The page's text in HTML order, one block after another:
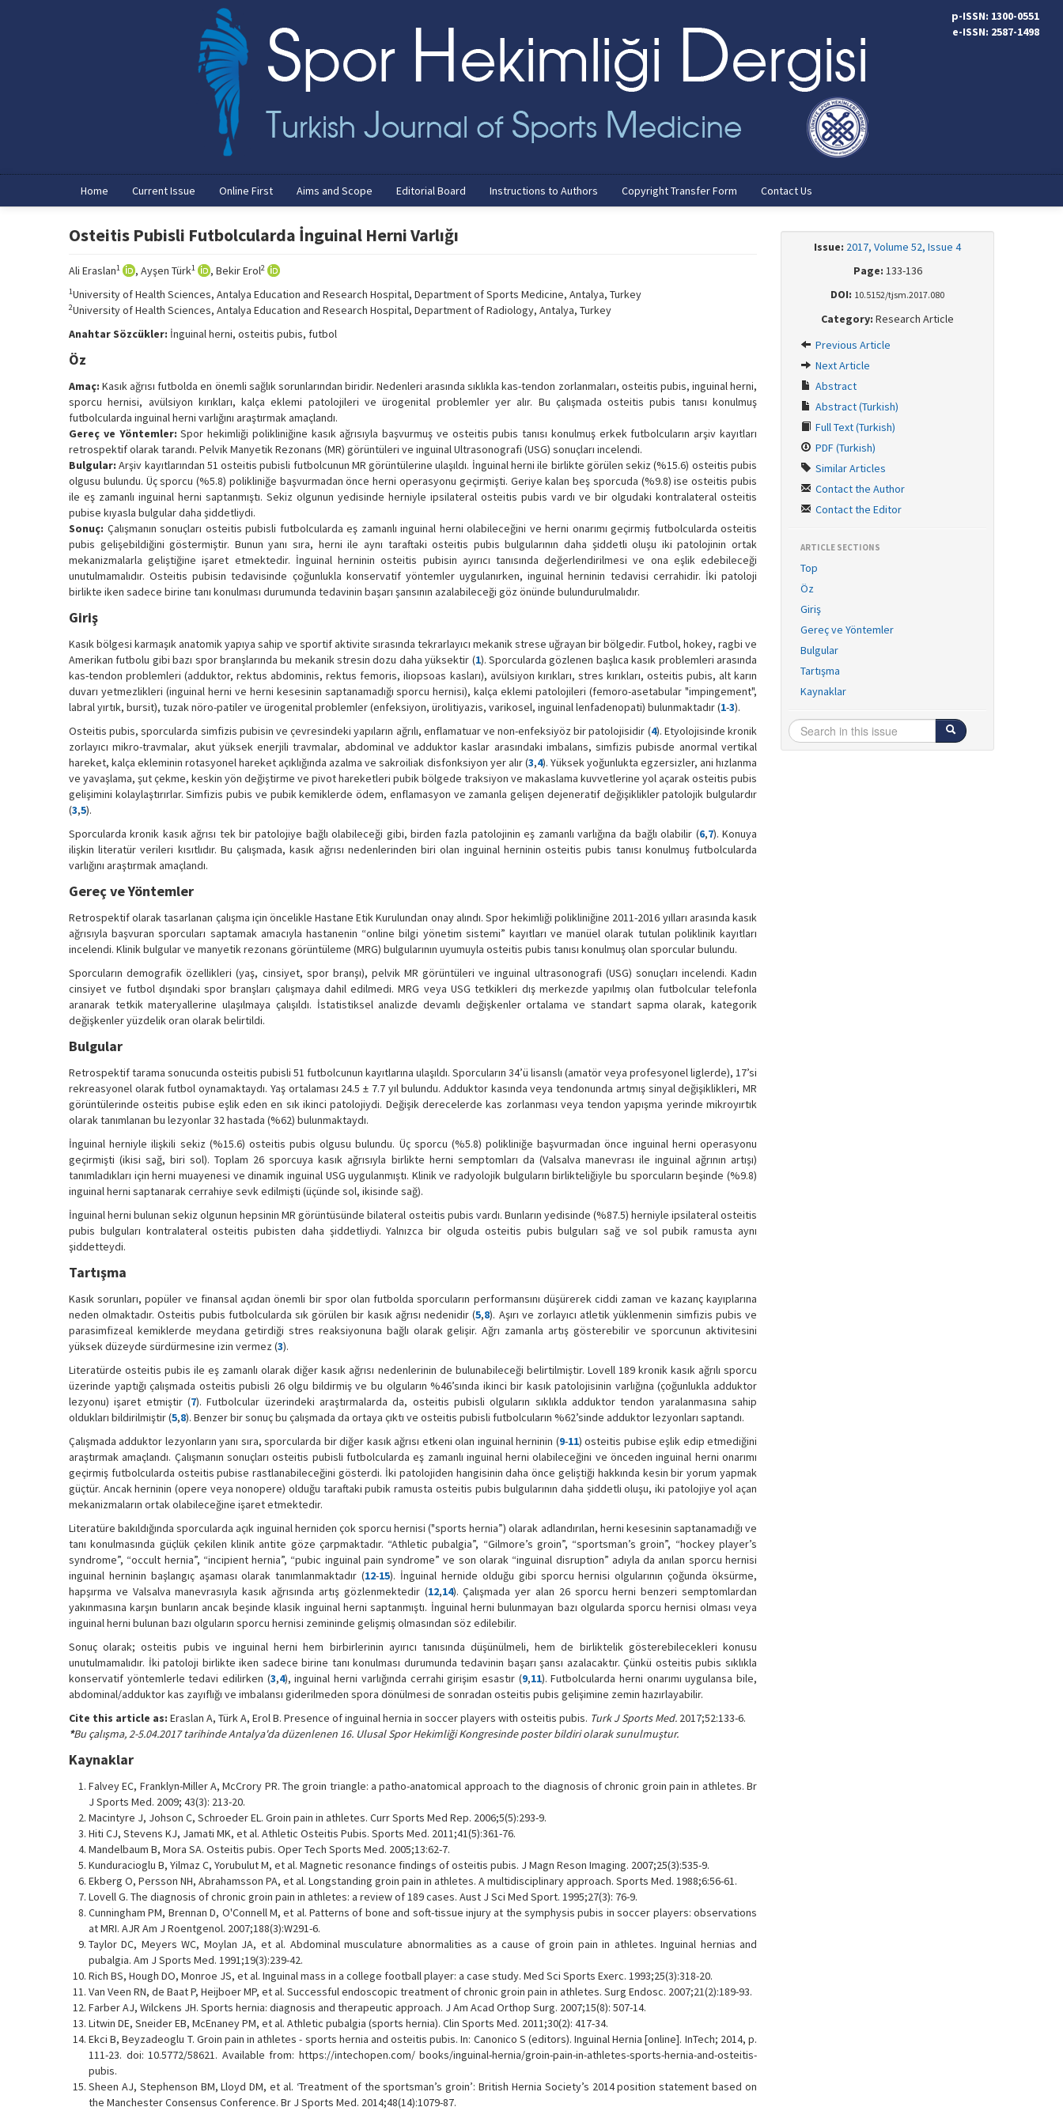
p-ISSN: 1300-0551
e-ISSN: 2587-1498
Home Current Issue Online First Aims and Scope Editorial Board Instructions to Authors Copyright Transfer Form Contact Us
Osteitis Pubisli Futbolcularda İnguinal Herni Varlığı
Ali Eraslan1 , Ayşen Türk1 , Bekir Erol2
1University of Health Sciences, Antalya Education and Research Hospital, Department of Sports Medicine, Antalya, Turkey
2University of Health Sciences, Antalya Education and Research Hospital, Department of Radiology, Antalya, Turkey
Anahtar Sözcükler: İnguinal herni, osteitis pubis, futbol
Öz
Amaç: Kasık ağrısı futbolda en önemli sağlık sorunlarından biridir. Nedenleri arasında sıklıkla kas-tendon zorlanmaları, osteitis pubis, inguinal herni,
sporcu hernisi, avülsiyon kırıkları, kalça eklemi patolojileri ve ürogenital problemler yer alır. Bu çalışmada osteitis pubis tanısı konulmuş
futbolcularda inguinal herni varlığını araştırmak amaçlandı.
Gereç ve Yöntemler: Spor hekimliği polikliniğine kasık ağrısıyla başvurmuş ve osteitis pubis tanısı konulmuş erkek futbolcuların arşiv kayıtları
retrospektif olarak tarandı. Pelvik Manyetik Rezonans (MR) görüntüleri ve inguinal Ultrasonografi (USG) sonuçları incelendi.
Bulgular: Arşiv kayıtlarından 51 osteitis pubisli futbolcunun MR görüntülerine ulaşıldı. İnguinal herni ile birlikte görülen sekiz (%15.6) osteitis pubis
olgusu bulundu. Üç sporcu (%5.8) polikliniğe başvurmadan önce herni operasyonu geçirmişti. Geriye kalan beş sporcuda (%9.8) ise osteitis pubis
ile eş zamanlı inguinal herni saptanmıştı. Sekiz olgunun yedisinde herniyle ipsilateral osteitis pubis vardı ve bir olgudaki kontralateral osteitis
pubise kıyasla bulgular daha şiddetliydi.
Sonuç: Çalışmanın sonuçları osteitis pubisli futbolcularda eş zamanlı inguinal herni olabileceğini ve herni onarımı geçirmiş futbolcularda osteitis
pubis gelişebildiğini göstermiştir. Bunun yanı sıra, herni ile aynı taraftaki osteitis pubis bulgularının daha şiddetli oluşu iki patolojinin ortak
mekanizmalarla geliştiğine işaret etmektedir. İnguinal herninin osteitis pubisin ayırıcı tanısında değerlendirilmesi ve ona eşlik edebileceği
unutulmamalıdır. Osteitis pubisin tedavisinde çoğunlukla konservatif yöntemler uygulanırken, inguinal herninin tedavisi cerrahidir. İki patoloji
birlikte iken sadece birine tanı konulması durumunda tedavinin başarı şansının azalabileceği göz önünde bulundurulmalıdır.
Giriş
Kasık bölgesi karmaşık anatomik yapıya sahip ve sportif aktivite sırasında tekrarlayıcı mekanik strese uğrayan bir bölgedir. Futbol, hokey, ragbi ve
Amerikan futbolu gibi bazı spor branşlarında bu mekanik stresin dozu daha yüksektir (1). Sporcularda gözlenen başlıca kasık problemleri arasında
kas-tendon problemleri (adduktor, rektus abdominis, rektus femoris, iliopsoas kasları), avülsiyon kırıkları, stres kırıkları, osteitis pubis, alt karın
duvarı yetmezlikleri (inguinal herni ve herni kesesinin saptanamadığı sporcu hernisi), kalça eklemi patolojileri (femoro-asetabular "impingement",
labral yırtık, bursit), tuzak nöro-patiler ve ürogenital problemler (enfeksiyon, ürolitiyazis, varikosel, inguinal lenfadenopati) bulunmaktadır (1-3).
Osteitis pubis, sporcularda simfizis pubisin ve çevresindeki yapıların ağrılı, enflamatuar ve non-enfeksiyöz bir patolojisidir (4). Etyolojisinde kronik
zorlayıcı mikro-travmalar, akut yüksek enerjili travmalar, abdominal ve adduktor kaslar arasındaki imbalans, simfizis pubisde anormal vertikal
hareket, kalça ekleminin rotasyonel hareket açıklığında azalma ve sakroiliak disfonksiyon yer alır (3,4). Yüksek yoğunlukta egzersizler, ani hızlanma
ve yavaşlama, şut çekme, keskin yön değiştirme ve pivot hareketleri pubik bölgede traksiyon ve makaslama kuvvetlerine yol açarak osteitis pubis
gelişimini kolaylaştırırlar. Simfizis pubis ve pubik kemiklerde ödem, enflamasyon ve zamanla gelişen dejeneratif değişiklikler patolojik bulgulardır
(3,5).
Sporcularda kronik kasık ağrısı tek bir patolojiye bağlı olabileceği gibi, birden fazla patolojinin eş zamanlı varlığına da bağlı olabilir (6,7). Konuya
ilişkin literatür verileri kısıtlıdır. Bu çalışmada, kasık ağrısı nedenlerinden biri olan inguinal herninin osteitis pubis tanısı konulmuş futbolcularda
varlığını araştırmak amaçlandı.
Gereç ve Yöntemler
Retrospektif olarak tasarlanan çalışma için öncelikle Hastane Etik Kurulundan onay alındı. Spor hekimliği polikliniğine 2011-2016 yılları arasında kasık
ağrısıyla başvuran sporcuları saptamak amacıyla hastanenin “online bilgi yönetim sistemi” kayıtları ve manüel olarak tutulan poliklinik kayıtları
incelendi. Klinik bulgular ve manyetik rezonans görüntüleme (MRG) bulgularının uyumuyla osteitis pubis tanısı konulmuş olan sporcular bulundu.
Sporcuların demografik özellikleri (yaş, cinsiyet, spor branşı), pelvik MR görüntüleri ve inguinal ultrasonografi (USG) sonuçları incelendi. Kadın
cinsiyet ve futbol dışındaki spor branşları çalışmaya dahil edilmedi. MRG veya USG tetkikleri dış merkezde yapılmış olan futbolcular telefonla
aranarak tetkik materyallerine ulaşılmaya çalışıldı. İstatistiksel analizde devamlı değişkenler ortalama ve standart sapma olarak, kategorik
değişkenler yüzdelik oran olarak belirtildi.
Bulgular
Retrospektif tarama sonucunda osteitis pubisli 51 futbolcunun kayıtlarına ulaşıldı. Sporcuların 34’ü lisanslı (amatör veya profesyonel liglerde), 17’si
rekreasyonel olarak futbol oynamaktaydı. Yaş ortalaması 24.5 ± 7.7 yıl bulundu. Adduktor kasında veya tendonunda artmış sinyal değişiklikleri, MR
görüntülerinde osteitis pubise eşlik eden en sık ikinci patolojiydi. Değişik derecelerde kas zorlanması veya tendon yapışma yerinde mikroyırtık
olarak tanımlanan bu lezyonlar 32 hastada (%62) bulunmaktaydı.
İnguinal herniyle ilişkili sekiz (%15.6) osteitis pubis olgusu bulundu. Üç sporcu (%5.8) polikliniğe başvurmadan önce inguinal herni operasyonu
geçirmişti (ikisi sağ, biri sol). Toplam 26 sporcuya kasık ağrısıyla birlikte herni semptomları da (Valsalva manevrası ile inguinal ağrının artışı)
tanımladıkları için herni muayenesi ve dinamik inguinal USG uygulanmıştı. Klinik ve radyolojik bulguların birlikteliğiyle bu sporcuların beşinde (%9.8)
inguinal herni saptanarak cerrahiye sevk edilmişti (üçünde sol, ikisinde sağ).
İnguinal herni bulunan sekiz olgunun hepsinin MR görüntüsünde bilateral osteitis pubis vardı. Bunların yedisinde (%87.5) herniyle ipsilateral osteitis
pubis bulguları kontralateral osteitis pubisten daha şiddetliydi. Yalnızca bir olguda osteitis pubis bulguları sağ ve sol pubik ramusta aynı
şiddetteydi.
Tartışma
Kasık sorunları, popüler ve finansal açıdan önemli bir spor olan futbolda sporcuların performansını düşürerek ciddi zaman ve kazanç kayıplarına
neden olmaktadır. Osteitis pubis futbolcularda sık görülen bir kasık ağrısı nedenidir (5,8). Aşırı ve zorlayıcı atletik yüklenmenin simfizis pubis ve
parasimfizeal kemiklerde meydana getirdiği stres reaksiyonuna bağlı olarak gelişir. Ağrı zamanla artış gösterebilir ve sporcunun aktivitesini
yüksek düzeyde sürdürmesine izin vermez (3).
Literatürde osteitis pubis ile eş zamanlı olarak diğer kasık ağrısı nedenlerinin de bulunabileceği belirtilmiştir. Lovell 189 kronik kasık ağrılı sporcu
üzerinde yaptığı çalışmada osteitis pubisli 26 olgu bildirmiş ve bu olguların %46’sında ikinci bir kasık patolojisinin varlığına (çoğunlukla adduktor
lezyonu) işaret etmiştir (7). Futbolcular üzerindeki araştırmalarda da, osteitis pubisli olguların sıklıkla adduktor tendon yaralanmasına sahip
oldukları bildirilmiştir (5,8). Benzer bir sonuç bu çalışmada da ortaya çıktı ve osteitis pubisli futbolcuların %62’sinde adduktor lezyonları saptandı.
Çalışmada adduktor lezyonların yanı sıra, sporcularda bir diğer kasık ağrısı etkeni olan inguinal herninin (9-11) osteitis pubise eşlik edip etmediğini
araştırmak amaçlandı. Çalışmanın sonuçları osteitis pubisli futbolcularda eş zamanlı inguinal herni olabileceğini ve önceden inguinal herni onarımı
geçirmiş futbolcularda osteitis pubise rastlanabileceğini gösterdi. İki patolojiden hangisinin daha önce geliştiği hakkında kesin bir yorum yapmak
güçtür. Ancak herninin (opere veya nonopere) olduğu taraftaki pubik ramusta osteitis pubis bulgularının daha şiddetli oluşu, iki patolojiye yol açan
mekanizmaların ortak olabileceğine işaret etmektedir.
Literatüre bakıldığında sporcularda açık inguinal herniden çok sporcu hernisi ("sports hernia”) olarak adlandırılan, herni kesesinin saptanamadığı ve
tanı konulmasında güçlük çekilen klinik antite göze çarpmaktadır. “Athletic pubalgia”, “Gilmore’s groin”, “sportsman’s groin”, “hockey player’s
syndrome”, “occult hernia”, “incipient hernia”, “pubic inguinal pain syndrome” ve son olarak “inguinal disruption” adıyla da anılan sporcu hernisi
inguinal herninin başlangıç aşaması olarak tanımlanmaktadır (12-15). İnguinal hernide olduğu gibi sporcu hernisi olgularının çoğunda öksürme,
hapşırma ve Valsalva manevrasıyla kasık ağrısında artış gözlenmektedir (12,14). Çalışmada yer alan 26 sporcu herni benzeri semptomlardan
yakınmasına karşın bunların ancak beşinde klasik inguinal herni saptanmıştı. İnguinal herni bulunmayan bazı olgularda sporcu hernisi olması veya
inguinal herni bulunan bazı olguların sporcu hernisi zemininde gelişmiş olmasından söz edilebilir.
Sonuç olarak; osteitis pubis ve inguinal herni hem birbirlerinin ayırıcı tanısında düşünülmeli, hem de birliktelik gösterebilecekleri konusu
unutulmamalıdır. İki patoloji birlikte iken sadece birine tanı konulması durumunda tedavinin başarı şansı azalacaktır. Çünkü osteitis pubis sıklıkla
konservatif yöntemlerle tedavi edilirken (3,4), inguinal herni varlığında cerrahi girişim esastır (9,11). Futbolcularda herni onarımı uygulansa bile,
abdominal/adduktor kas zayıflığı ve imbalansı giderilmeden spora dönülmesi de sonradan osteitis pubis gelişimine zemin hazırlayabilir.
Cite this article as: Eraslan A, Türk A, Erol B. Presence of inguinal hernia in soccer players with osteitis pubis. Turk J Sports Med. 2017;52:133-6.
*Bu çalışma, 2-5.04.2017 tarihinde Antalya'da düzenlenen 16. Ulusal Spor Hekimliği Kongresinde poster bildiri olarak sunulmuştur.
Kaynaklar
Falvey EC, Franklyn-Miller A, McCrory PR. The groin triangle: a patho-anatomical approach to the diagnosis of chronic groin pain in athletes. Br
J Sports Med. 2009; 43(3): 213-20.
Macintyre J, Johson C, Schroeder EL. Groin pain in athletes. Curr Sports Med Rep. 2006;5(5):293-9.
Hiti CJ, Stevens KJ, Jamati MK, et al. Athletic Osteitis Pubis. Sports Med. 2011;41(5):361-76.
Mandelbaum B, Mora SA. Osteitis pubis. Oper Tech Sports Med. 2005;13:62-7.
Kunduracioglu B, Yilmaz C, Yorubulut M, et al. Magnetic resonance findings of osteitis pubis. J Magn Reson Imaging. 2007;25(3):535-9.
Ekberg O, Persson NH, Abrahamsson PA, et al. Longstanding groin pain in athletes. A multidisciplinary approach. Sports Med. 1988;6:56-61.
Lovell G. The diagnosis of chronic groin pain in athletes: a review of 189 cases. Aust J Sci Med Sport. 1995;27(3): 76-9.
Cunningham PM, Brennan D, O'Connell M, et al. Patterns of bone and soft-tissue injury at the symphysis pubis in soccer players: observations
at MRI. AJR Am J Roentgenol. 2007;188(3):W291-6.
Taylor DC, Meyers WC, Moylan JA, et al. Abdominal musculature abnormalities as a cause of groin pain in athletes. Inguinal hernias and
pubalgia. Am J Sports Med. 1991;19(3):239-42.
Rich BS, Hough DO, Monroe JS, et al. Inguinal mass in a college football player: a case study. Med Sci Sports Exerc. 1993;25(3):318-20.
Van Veen RN, de Baat P, Heijboer MP, et al. Successful endoscopic treatment of chronic groin pain in athletes. Surg Endosc. 2007;21(2):189-93.
Farber AJ, Wilckens JH. Sports hernia: diagnosis and therapeutic approach. J Am Acad Orthop Surg. 2007;15(8): 507-14.
Litwin DE, Sneider EB, McEnaney PM, et al. Athletic pubalgia (sports hernia). Clin Sports Med. 2011;30(2): 417-34.
Ekci B, Beyzadeoglu T. Groin pain in athletes - sports hernia and osteitis pubis. In: Canonico S (editors). Inguinal Hernia [online]. InTech; 2014, p.
111-23. doi: 10.5772/58621. Available from: https://intechopen.com/ books/inguinal-hernia/groin-pain-in-athletes-sports-hernia-and-osteitis-
pubis.
Sheen AJ, Stephenson BM, Lloyd DM, et al. ‘Treatment of the sportsman’s groin’: British Hernia Society’s 2014 position statement based on
the Manchester Consensus Conference. Br J Sports Med. 2014;48(14):1079-87.
Issue: 2017, Volume 52, Issue 4
Page: 133-136
DOI: 10.5152/tjsm.2017.080
Category: Research Article
Previous Article
Next Article
Abstract
Abstract (Turkish)
Full Text (Turkish)
PDF (Turkish)
Similar Articles
Contact the Author
Contact the Editor
ARTICLE SECTIONS
Top
Öz
Giriş
Gereç ve Yöntemler
Bulgular
Tartışma
Kaynaklar